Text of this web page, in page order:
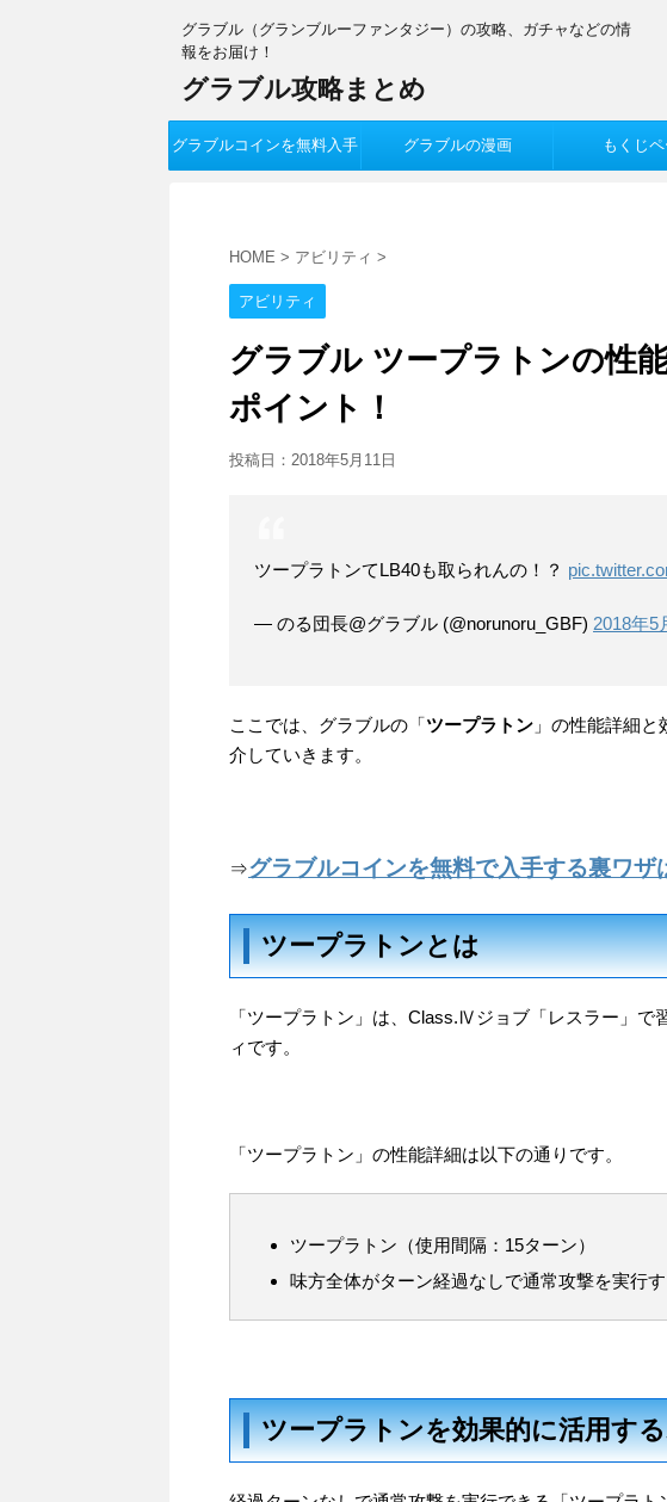
グラブル（グランブルーファンタジー）の攻略、ガチャなどの情
報をお届け！
グラブル攻略まとめ
グラブルコインを無料入手 グラブルの漫画 もくじ
HOME > アビリティ >
アビリティ
グラブル ツープラトンの性
ポイント！
投稿日： 2018年5月11日
ツープラトンてLB40も取られんの！？
— のる団長@グラブル (@norunoru_GBF) 2018年5
ここでは、グラブルの「ツープラトン 」の性能詳細
介していきます。
⇒グラブルコインを無料で入手する裏ワザ
ツープラトンとは
「ツープラトン」は、Class.Ⅳジョブ「レスラー」で
ィです。
「ツープラトン」の性能詳細は以下の通りです。
ツープラトン（使用間隔：15ターン）
味方全体がターン経過なしで通常攻撃を実行す
ツープラトンを効果的に活用す